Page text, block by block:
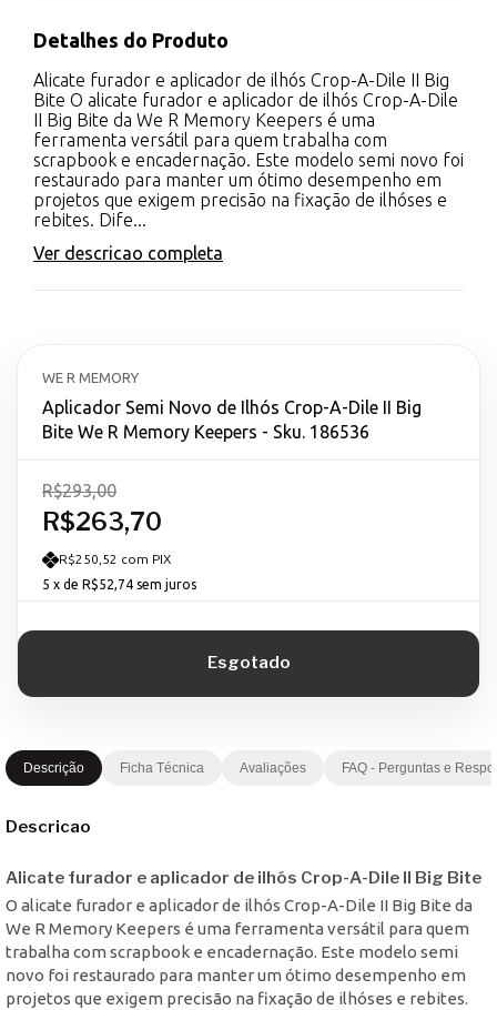
Detalhes do Produto
Alicate furador e aplicador de ilhós Crop-A-Dile II Big
Bite O alicate furador e aplicador de ilhós Crop-A-Dile
II Big Bite da We R Memory Keepers é uma
ferramenta versátil para quem trabalha com
scrapbook e encadernação. Este modelo semi novo foi
restaurado para manter um ótimo desempenho em
projetos que exigem precisão na fixação de ilhóses e
rebites. Dife...
Ver descricao completa
WE R MEMORY
Aplicador Semi Novo de Ilhós Crop-A-Dile II Big
Bite We R Memory Keepers - Sku. 186536
R$263,70
R$293,00
R$250,52 com PIX
5 x de R$52,74 sem juros
Descrição Ficha Técnica Avaliações FAQ - Perguntas e
Descricao
Alicate furador e aplicador de ilhós Crop-A-Dile II Big Bite
O alicate furador e aplicador de ilhós Crop-A-Dile II Big Bite da
We R Memory Keepers é uma ferramenta versátil para quem
trabalha com scrapbook e encadernação. Este modelo semi
novo foi restaurado para manter um ótimo desempenho em
projetos que exigem precisão na fixação de ilhóses e rebites.